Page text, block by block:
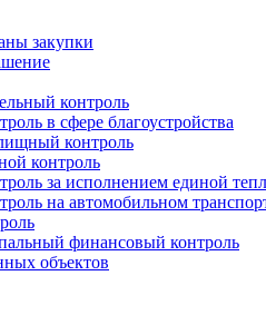
закупки
контроль
в сфере благоустройства
контроль
контроль
за исполнением единой
на автомобильном
финансовый контроль
объектов